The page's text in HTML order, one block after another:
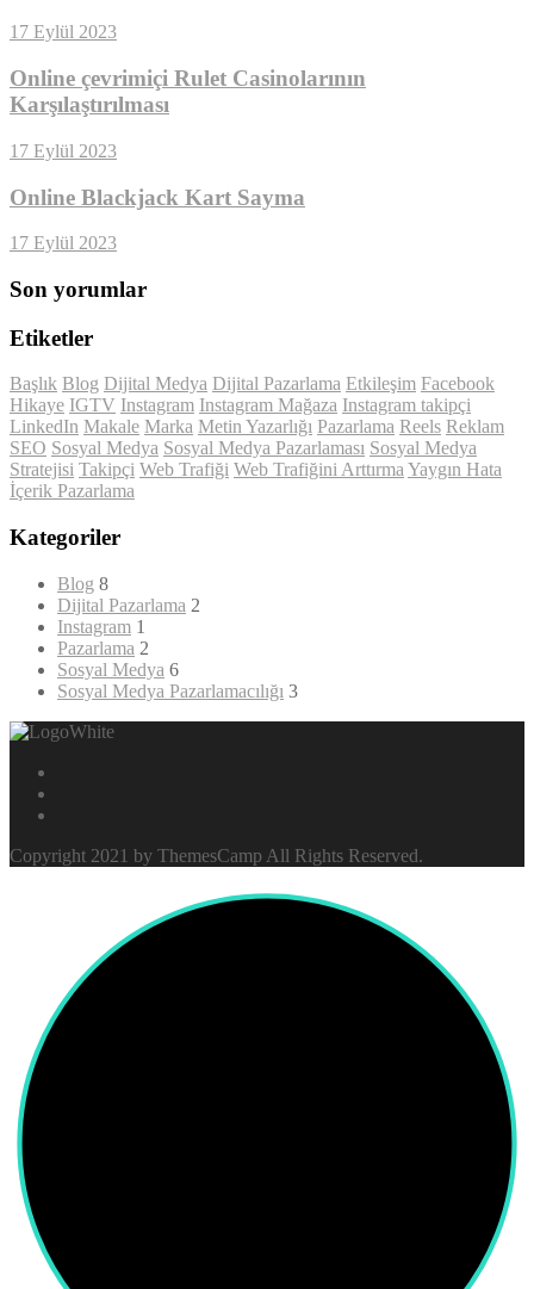
17 Eylül 2023
Online çevrimiçi Rulet Casinolarının
Karşılaştırılması
17 Eylül 2023
Online Blackjack Kart Sayma
17 Eylül 2023
Son yorumlar
Etiketler
Başlık Blog Dijital Medya Dijital Pazarlama Etkileşim Facebook
Hikaye IGTV Instagram Instagram Mağaza Instagram takipçi
LinkedIn Makale Marka Metin Yazarlığı Pazarlama Reels Reklam
SEO Sosyal Medya Sosyal Medya Pazarlaması Sosyal Medya
Stratejisi Takipçi Web Trafiği Web Trafiğini Arttırma Yaygın Hata
İçerik Pazarlama
Kategoriler
Blog 8
Dijital Pazarlama 2
Instagram 1
Pazarlama 2
Sosyal Medya 6
Sosyal Medya Pazarlamacılığı 3
Copyright 2021 by ThemesCamp All Rights Reserved.